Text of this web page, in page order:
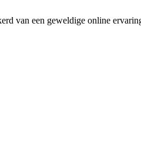
van een geweldige online